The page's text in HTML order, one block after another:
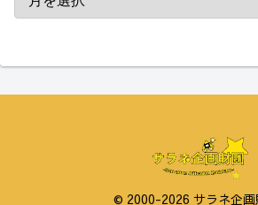
© 2000-2026 サラネ企画